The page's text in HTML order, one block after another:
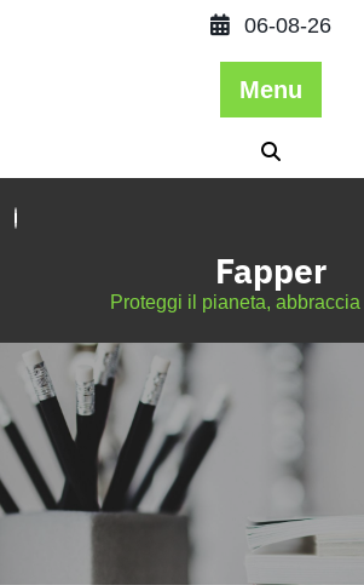
06-08-26
Menu
Fapper
Proteggi il pianeta, abbraccia